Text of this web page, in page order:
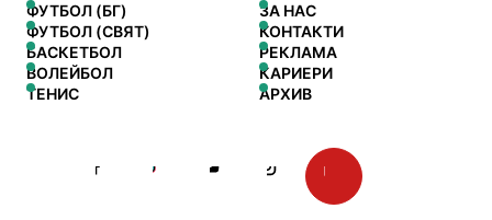
ФУТБОЛ (БГ)
ФУТБОЛ (СВЯТ)
БАСКЕТБОЛ
ВОЛЕЙБОЛ
ТЕНИС
ЗА НАС
КОНТАКТИ
РЕКЛАМА
КАРИЕРИ
АРХИВ